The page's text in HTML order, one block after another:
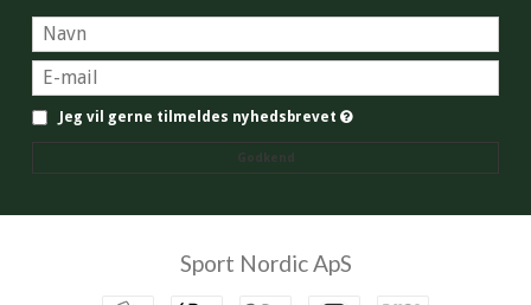
Jeg vil gerne tilmeldes nyhedsbrevet
Godkend
Sport Nordic ApS